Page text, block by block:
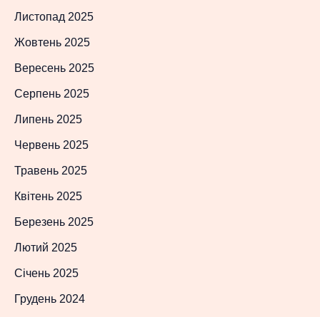
Листопад 2025
Жовтень 2025
Вересень 2025
Серпень 2025
Липень 2025
Червень 2025
Травень 2025
Квітень 2025
Березень 2025
Лютий 2025
Січень 2025
Грудень 2024